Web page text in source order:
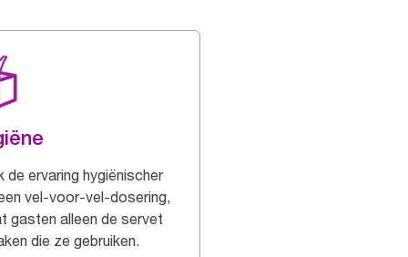
de ervaring hygiënischer
vel-voor-vel-dosering,
gasten alleen de servet
die ze gebruiken.